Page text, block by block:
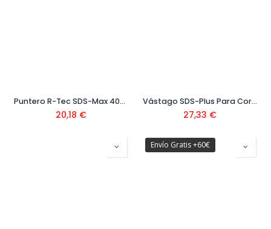
Puntero R-Tec SDS-Max 400 mm
20,18 €
Vástago SDS-Plus Para Coronas M16
27,33 €
Envío Gratis +60€